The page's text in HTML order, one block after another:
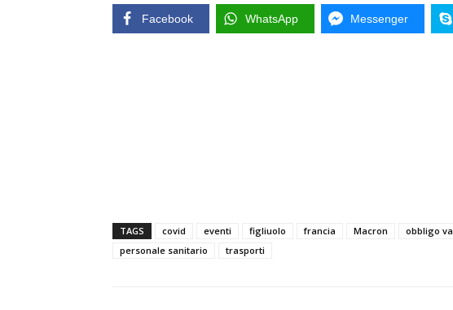
Facebook WhatsApp Messenger
TAGS covid eventi figliuolo francia Macron obbligo
personale sanitario
trasporti